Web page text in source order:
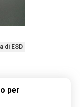
di ESD
per